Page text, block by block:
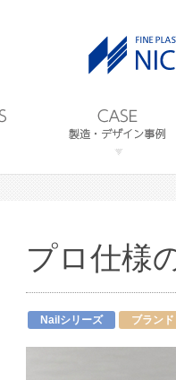
プロ仕様
Nailシリーズ ブラン